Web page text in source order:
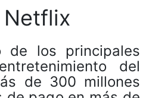
Netflix
de los principales
del
de 300 millones